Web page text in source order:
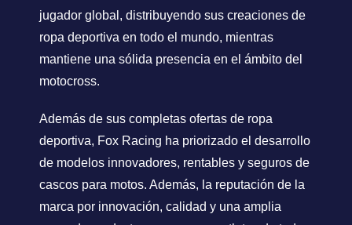
jugador global, distribuyendo sus creaciones de
ropa deportiva en todo el mundo, mientras
mantiene una sólida presencia en el ámbito del
motocross.
Además de sus completas ofertas de ropa
deportiva, Fox Racing ha priorizado el desarrollo
de modelos innovadores, rentables y seguros de
cascos para motos. Además, la reputación de la
marca por innovación, calidad y una amplia